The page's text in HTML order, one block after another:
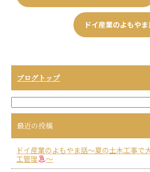
ドイ産業のよもや
ブログトップ
最近の投稿
ドイ産業のよもやま話～夏の土木工事で
工管理
～